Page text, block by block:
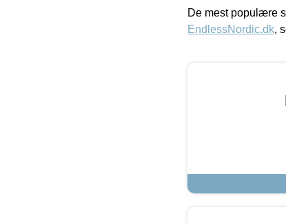
De mest populære
EndlessNordic.dk,